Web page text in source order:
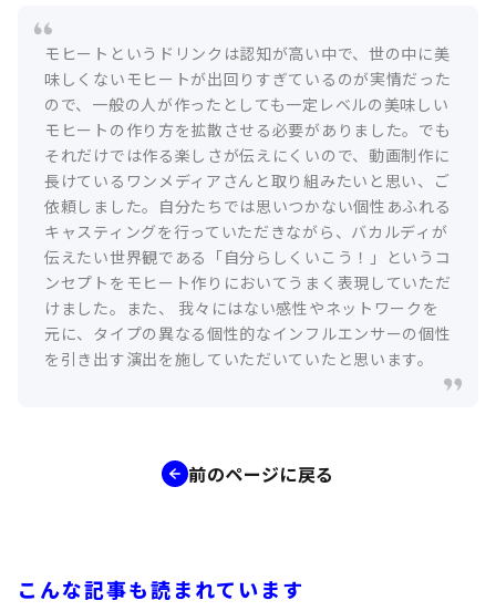
モヒートというドリンクは認知が高い中で、世の中に美
味しくないモヒートが出回りすぎているのが実情だった
ので、一般の人が作ったとしても一定レベルの美味しい
モヒートの作り方を拡散させる必要がありました。でも
それだけでは作る楽しさが伝えにくいので、動画制作に
長けているワンメディアさんと取り組みたいと思い、ご
依頼しました。自分たちでは思いつかない個性あふれる
キャスティングを行っていただきながら、バカルディが
伝えたい世界観である「自分らしくいこう！」というコ
ンセプトをモヒート作りにおいてうまく表現していただ
けました。また、 我々にはない感性やネットワークを
元に、タイプの異なる個性的なインフルエンサーの個性
を引き出す演出を施していただいていたと思います。
前のページに戻る
こんな記事も読まれています